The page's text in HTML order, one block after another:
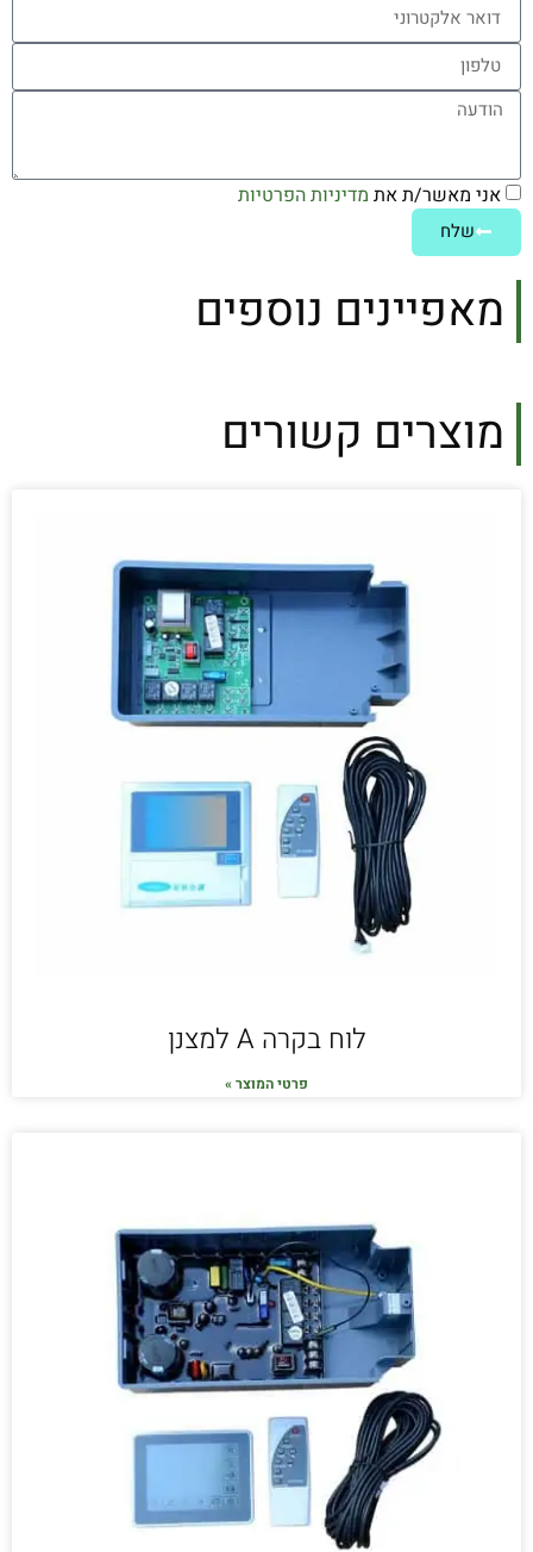
אני מאשר/ת את מדיניות הפרטיות
שלח
מאפיינים נוספים
מוצרים קשורים
לוח בקרה A למצנן
פרטי המוצר »